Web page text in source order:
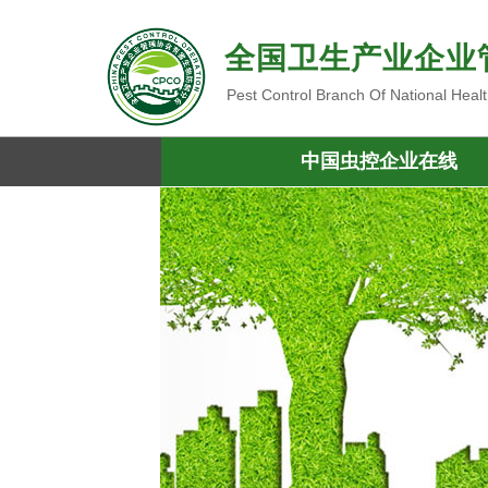
全国卫生产业企
Pest Control Branch Of National
中国虫控企业在线